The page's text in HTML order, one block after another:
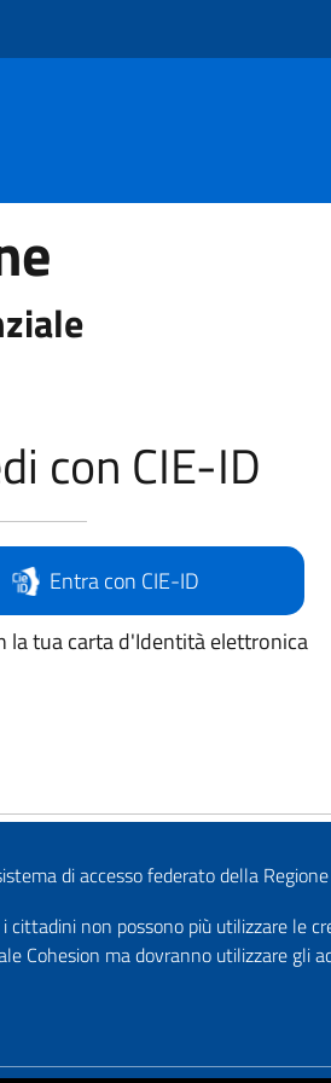
con CIE-ID
Entra con CIE-ID
la tua carta d'Identità elettronica
di accesso federato della
non possono più utilizzare le
Cohesion ma dovranno utilizzare gli